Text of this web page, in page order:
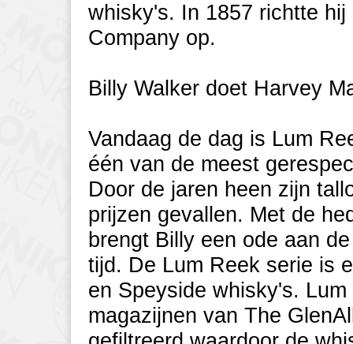
whisky's. In 1857 richtte
Company op.
Billy Walker doet Harvey
Vandaag de dag is Lum
één van de meest
Door de jaren heen zijn
prijzen gevallen. Met de
brengt Billy een ode aan
tijd. De Lum Reek serie is
en Speyside whisky's.
magazijnen van The